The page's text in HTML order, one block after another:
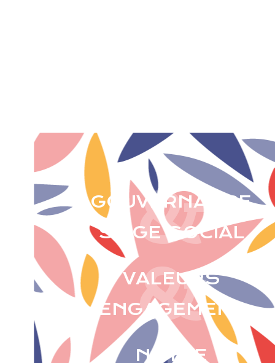
GOUVERNANCE
SIÈGE SOCIAL
&
VALEURS
ENGAGEMENT
&
NOTRE